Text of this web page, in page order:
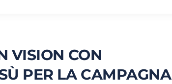
VISION CON
PER LA CAMPAGNA